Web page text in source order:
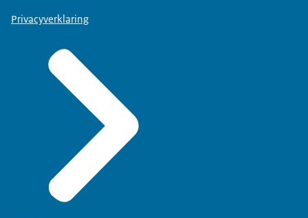
Privacyverklaring